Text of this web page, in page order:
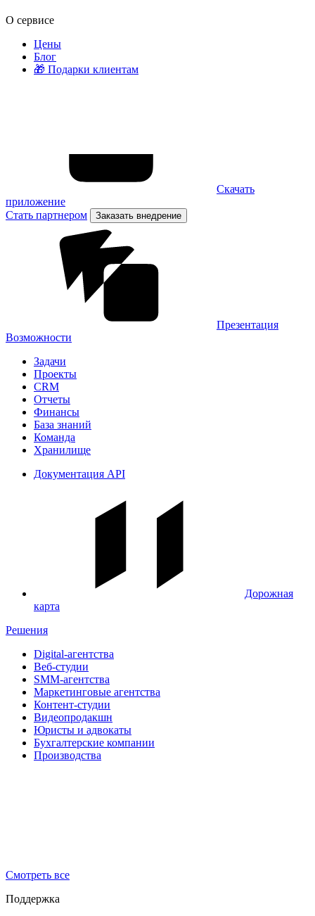
О сервисе
Цены
Блог
🎁 Подарки клиентам
Скачать
приложение
Стать партнером
Заказать внедрение
Презентация
Возможности
Задачи
Проекты
CRM
Отчеты
Финансы
База знаний
Команда
Хранилище
Документация API
Дорожная
карта
Решения
Digital-агентства
Веб-студии
SMM-агентства
Маркетинговые агентства
Контент-студии
Видеопродакшн
Юристы и адвокаты
Бухгалтерские компании
Производства
Смотреть все
Поддержка